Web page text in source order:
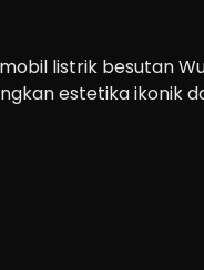
listrik besutan
estetika ikonik